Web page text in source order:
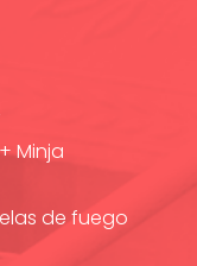
Minja
de fuego